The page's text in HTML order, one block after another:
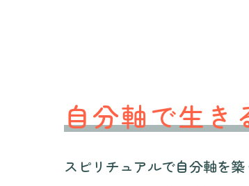
自分軸で生き
スピリチュアルで自分軸を